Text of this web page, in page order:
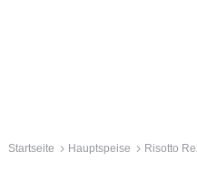
Startseite Hauptspeise Risotto